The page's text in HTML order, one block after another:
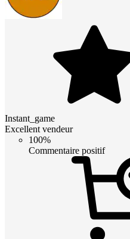
Instant_game
Excellent vendeur
100%
Commentaire positif